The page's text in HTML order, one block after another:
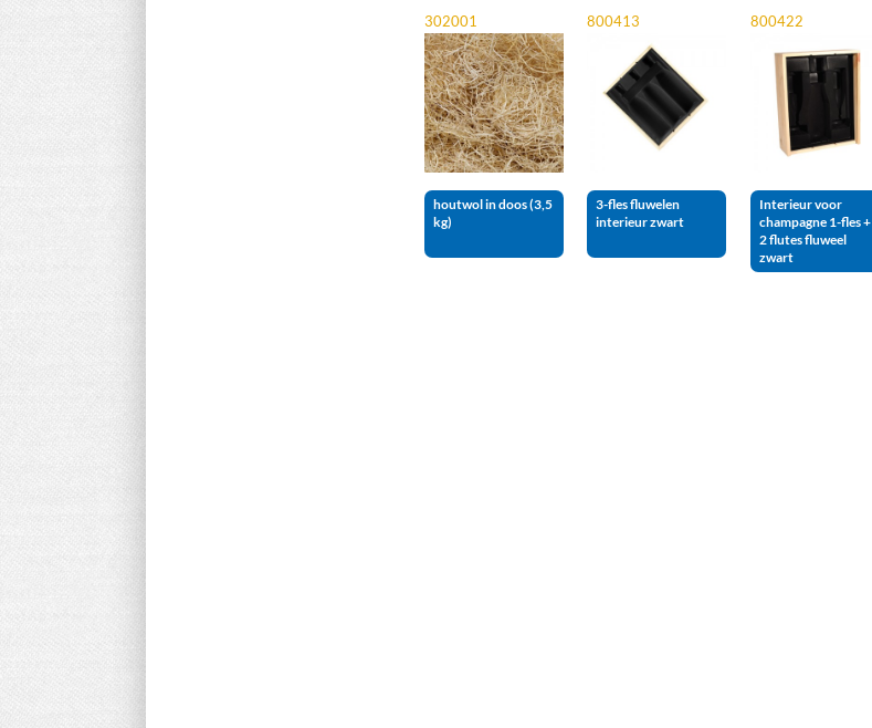
302001
houtwol in doos (3,5
kg)
800413
3-fles fluwelen
interieur zwart
800422
Interieur voor
champagne 1-fles +
2 flutes fluweel
zwart